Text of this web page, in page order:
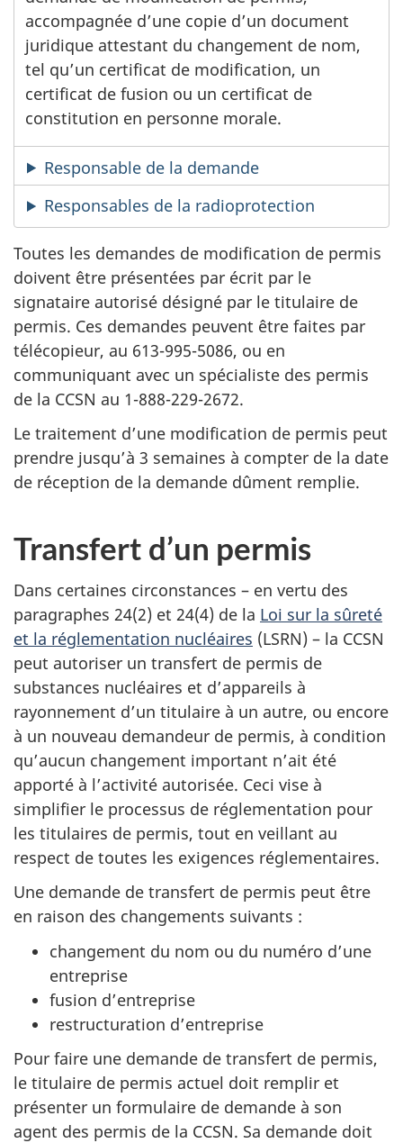
accompagnée d’une copie d’un document
juridique attestant du changement de nom,
tel qu’un certificat de modification, un
certificat de fusion ou un certificat de
constitution en personne morale.
Responsable de la demande
Responsables de la radioprotection
Toutes les demandes de modification de permis
doivent être présentées par écrit par le
signataire autorisé désigné par le titulaire de
permis. Ces demandes peuvent être faites par
télécopieur, au 613-995-5086, ou en
communiquant avec un spécialiste des permis
de la CCSN au 1-888-229-2672.
Le traitement d’une modification de permis peut
prendre jusqu’à 3 semaines à compter de la date
de réception de la demande dûment remplie.
Transfert d’un permis
Dans certaines circonstances – en vertu des
paragraphes 24(2) et 24(4) de la Loi sur la sûreté
et la réglementation nucléaires (LSRN) – la CCSN
peut autoriser un transfert de permis de
substances nucléaires et d’appareils à
rayonnement d’un titulaire à un autre, ou encore
à un nouveau demandeur de permis, à condition
qu’aucun changement important n’ait été
apporté à l’activité autorisée. Ceci vise à
simplifier le processus de réglementation pour
les titulaires de permis, tout en veillant au
respect de toutes les exigences réglementaires.
Une demande de transfert de permis peut être
en raison des changements suivants :
changement du nom ou du numéro d’une
entreprise
fusion d’entreprise
restructuration d’entreprise
Pour faire une demande de transfert de permis,
le titulaire de permis actuel doit remplir et
présenter un formulaire de demande à son
agent des permis de la CCSN. Sa demande doit